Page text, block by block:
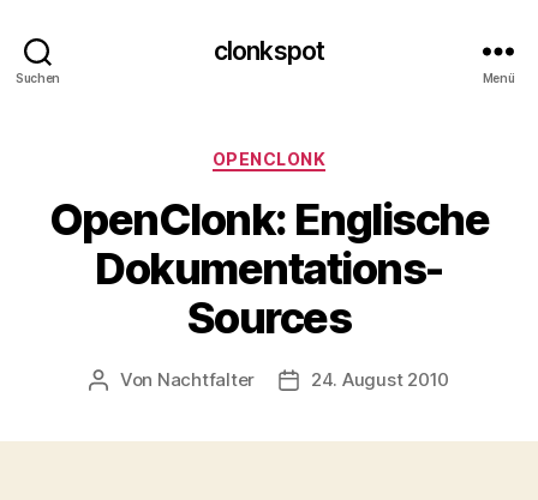
Suchen
clonkspot
Menü
Kategorien
OPENCLONK
OpenClonk: Englische
Dokumentations-
Sources
Beitragsautor
Von Nachtfalter Beitragsdatum
24. August 2010